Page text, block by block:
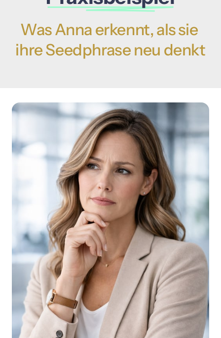
Was Anna erkennt, als
ihre Seedphrase neu denkt